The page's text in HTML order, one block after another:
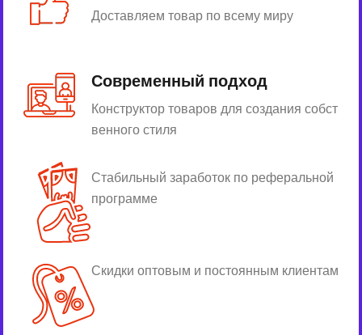
Доставляем товар по всему миру
Современный подход
Конструктор товаров для создания собст
венного стиля
Стабильный заработок по реферальной
программе
Скидки оптовым и постоянным клиентам